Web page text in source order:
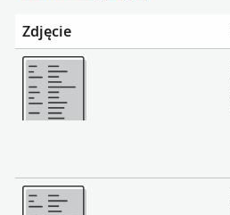
Zdjęcie
Więcej
Więcej